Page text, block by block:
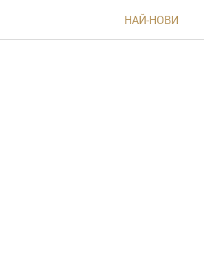
НАЙ-НОВИ